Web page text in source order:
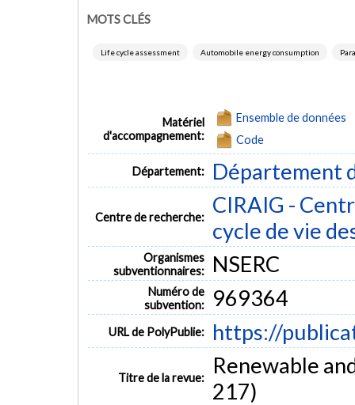
Conditions d'utilisation:
MOTS CLÉS
Life cycle assessment Automobile energy consumption
Matériel
d'accompagnement:
Ensemble de données
Code
Département: Département
Centre de recherche:
CIRAIG -
cycle de vie
Organismes
subventionnaires:
NSERC
Numéro de
subvention:
969364
URL de PolyPublie: https://
Titre de la revue:
Renewable
217)